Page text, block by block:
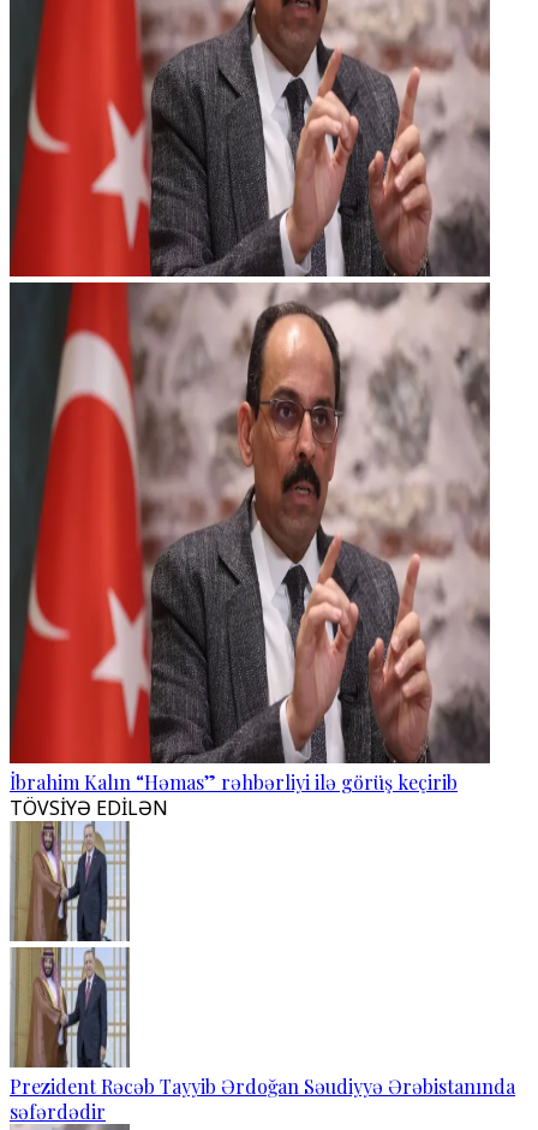
İbrahim Kalın “Həmas” rəhbərliyi ilə görüş keçirib
TÖVSİYƏ EDİLƏN
Prezident Rəcəb Tayyib Ərdoğan Səudiyyə Ərəbistanında
səfərdədir